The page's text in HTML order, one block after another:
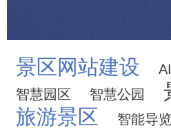
景区网站建设
智慧园区
智慧公园
旅游景区 智能导